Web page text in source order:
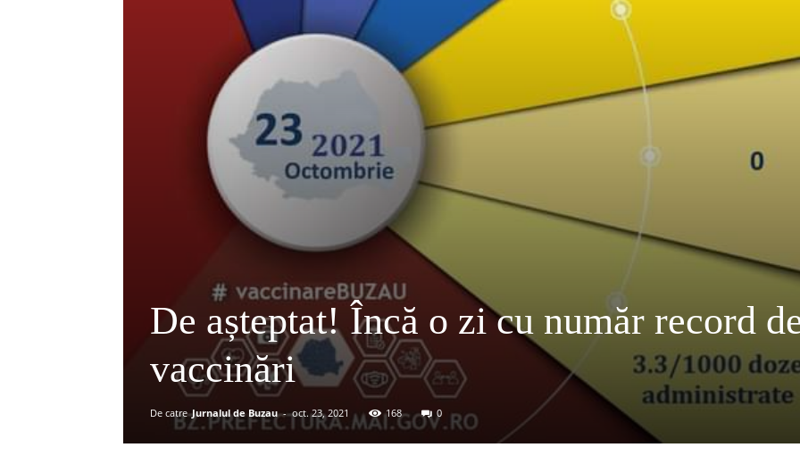
De așteptat! Încă o zi cu număr record
vaccinări
De catre Jurnalul de Buzau - oct. 23, 2021 168 0